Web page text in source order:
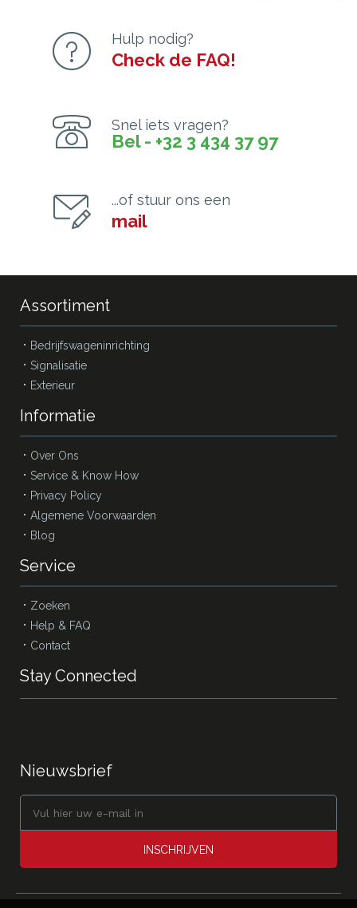
Hulp nodig?
Check de FAQ!
Snel iets vragen?
Bel - +32 3 434 37 97
...of stuur ons een
mail
Assortiment
Bedrijfswageninrichting
Signalisatie
Exterieur
Informatie
Over Ons
Service & Know How
Privacy Policy
Algemene Voorwaarden
Blog
Service
Zoeken
Help & FAQ
Contact
Stay Connected
Nieuwsbrief
INSCHRIJVEN